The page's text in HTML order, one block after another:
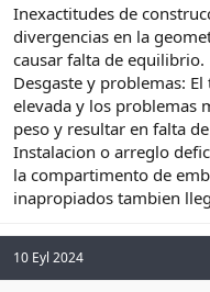
Inexactitudes de
divergencias en la
causar falta de equilibrio.
Desgaste y problemas:
elevada y los problemas
peso y resultar en falta
Instalacion o arreglo
la compartimento de
inapropiados tambien
10 Eyl 2024